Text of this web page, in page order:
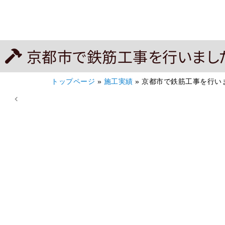
京都市で鉄筋工事を行いまし
トップページ » 施工実績 » 京都市で鉄筋工事を行い